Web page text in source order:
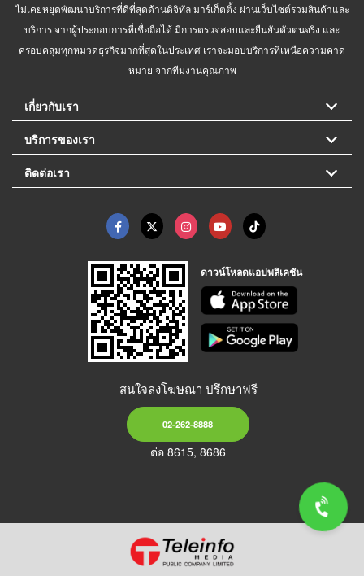
ไม่เคยหยุดพัฒนาบริการที่ดีที่สุดด้านดิจิทัล มาร์เก็ตติ้ง ผ่านเว็บไซต์รวมสินค้าและ
บริการ จากผู้ประกอบการที่เชื่อถือได้ มีการตรวจสอบและยืนยันตัวตนจริง และ
ครอบคลุมทุกหมวดธุรกิจมากที่สุดในประเทศ เราจะมอบบริการที่เหนือความคาด
หมาย จากทีมงานคุณภาพ
เกี่ยวกับเรา
บริการของเรา
ติดต่อเรา
ดาวน์โหลดแอปพลิเคชัน
สนใจลงโฆษณา ปรึกษาฟรี
02-262-8888
ต่อ 8615, 8686